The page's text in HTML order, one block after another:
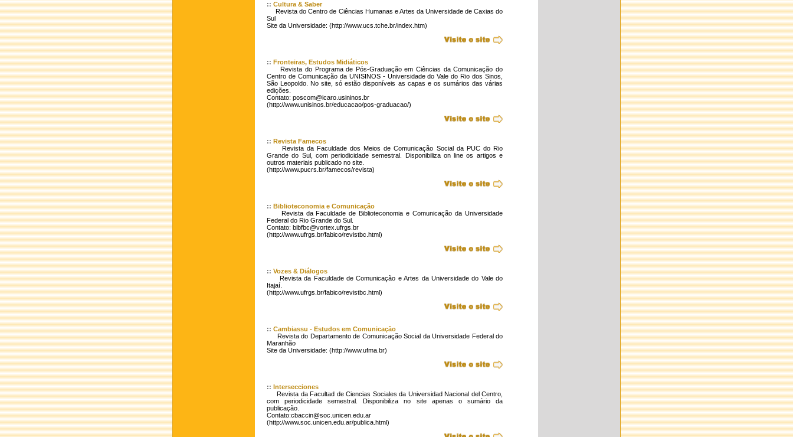
:: Cultura & Saber
Revista do Centro de Ciências Humanas e Artes da Universidade de Caxias do
Sul
Site da Universidade: (http://www.ucs.tche.br/index.htm)
:: Fronteiras, Estudos Midiáticos
Revista do Programa de Pós-Graduação em Ciências da Comunicação do
Centro de Comunicação da UNISINOS - Universidade do Vale do Rio dos Sinos,
São Leopoldo. No site, só estão disponíveis as capas e os sumários das várias
edições.
Contato: poscom@icaro.usininos.br
(http://www.unisinos.br/educacao/pos-graduacao/)
:: Revista Famecos
Revista da Faculdade dos Meios de Comunicação Social da PUC do Rio
Grande do Sul, com periodicidade semestral. Disponibiliza on line os artigos e
outros materiais publicado no site.
(http://www.pucrs.br/famecos/revista)
:: Biblioteconomia e Comunicação
Revista da Faculdade de Biblioteconomia e Comunicação da Universidade
Federal do Rio Grande do Sul.
Contato: bibfbc@vortex.ufrgs.br
(http://www.ufrgs.br/fabico/revistbc.html)
:: Vozes & Diálogos
Revista da Faculdade de Comunicação e Artes da Universidade do Vale do
Itajaí.
(http://www.ufrgs.br/fabico/revistbc.html)
:: Cambiassu - Estudos em Comunicação
Revista do Departamento de Comunicação Social da Universidade Federal do
Maranhão
Site da Universidade: (http://www.ufma.br)
:: Intersecciones
Revista da Facultad de Ciencias Sociales da Universidad Nacional del Centro,
com periodicidade semestral. Disponibiliza no site apenas o sumário da
publicação.
Contato:cbaccin@soc.unicen.edu.ar
(http://www.soc.unicen.edu.ar/publica.html)